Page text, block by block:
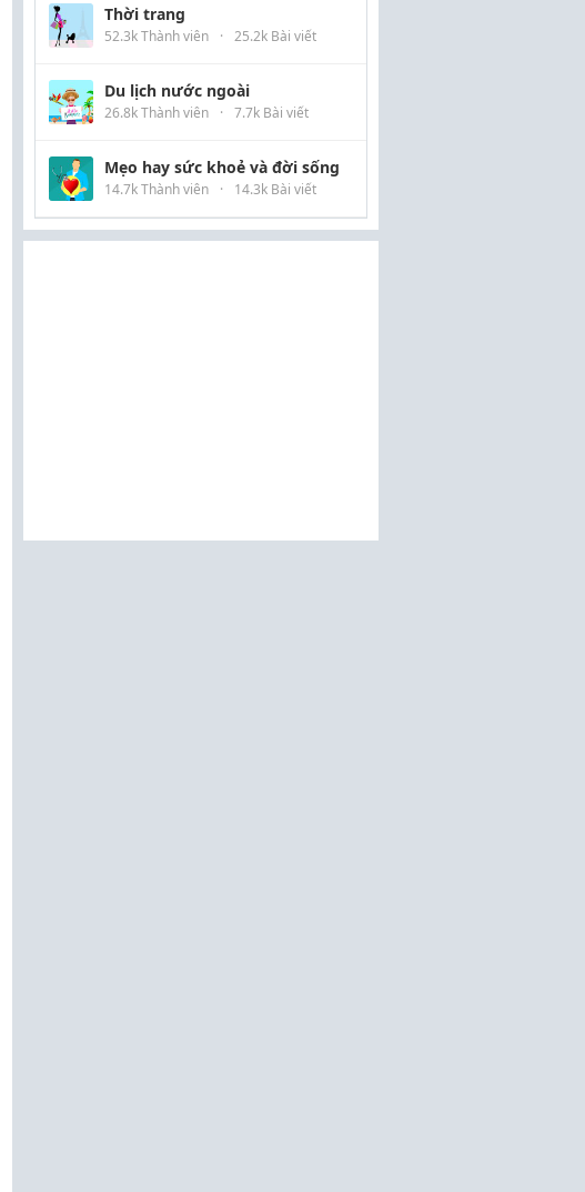
Thời trang
52.3k Thành viên · 25.2k Bài viết
Du lịch nước ngoài
26.8k Thành viên · 7.7k Bài viết
Mẹo hay sức khoẻ và đời sống
14.7k Thành viên · 14.3k Bài viết